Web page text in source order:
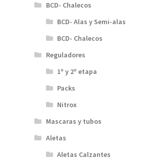
BCD- Chalecos
BCD- Alas y Semi-alas
BCD- Chalecos
Reguladores
1º y 2º etapa
Packs
Nitrox
Mascaras y tubos
Aletas
Aletas Calzantes